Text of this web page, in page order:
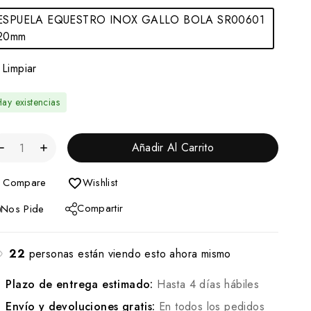
EQUESTRO INOX GALLO BOLA SR00601
Limpiar
existencias
Añadir Al Carrito
Compare
Wishlist
Nos Pide
Compartir
22 personas están viendo esto ahora mismo
Plazo de entrega estimado: Hasta 4 días hábiles
Envío y devoluciones gratis: En todos los pedidos